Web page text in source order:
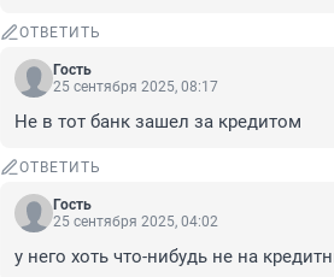
ОТВЕТИТЬ
Гость
25 сентября 2025, 08:17
Не в тот банк зашел за кредитом
ОТВЕТИТЬ
Гость
25 сентября 2025, 04:02
у него хоть что-нибудь не на